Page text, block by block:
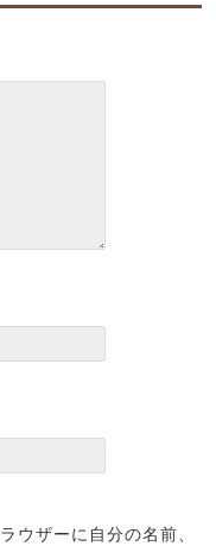
ウザーに自分の名前、